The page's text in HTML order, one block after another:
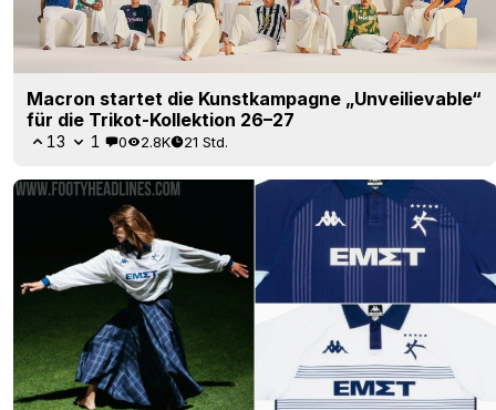
Macron startet die Kunstkampagne „Unveilievable“
für die Trikot-Kollektion 26–27
13 1 0 2.8K 21 Std.